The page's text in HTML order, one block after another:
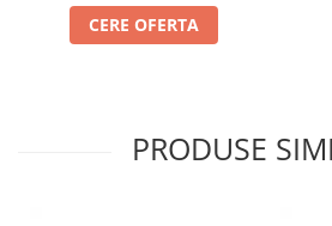
CERE OFERTA
PRODUSE